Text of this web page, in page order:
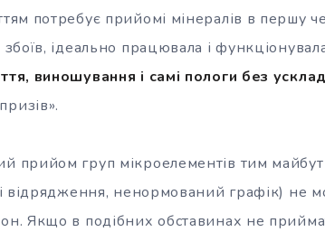
потребує прийомі мінералів в першу
ідеально працювала і
виношування і самі пологи без
прийом груп мікроелементів тим
відрядження, ненормований графік) не
Якщо в подібних обставинах не